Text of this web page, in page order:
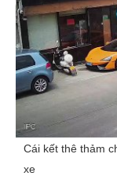
Cái kết thê thảm
xe